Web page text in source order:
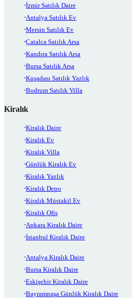
İzmir Satılık Daire
Antalya Satılık Ev
Mersin Satılık Ev
Çatalca Satılık Arsa
Kandıra Satılık Arsa
Bursa Satılık Arsa
Kuşadası Satılık Yazlık
Bodrum Satılık Villa
Kiralık
Kiralık Daire
Kiralık Ev
Kiralık Villa
Günlük Kiralık Ev
Kiralık Yazlık
Kiralık Depo
Kiralık Müstakil Ev
Kiralık Ofis
Ankara Kiralık Daire
İstanbul Kiralık Daire
Antalya Kiralık Daire
Bursa Kiralık Daire
Eskişehir Kiralık Daire
Bayrampaşa Günlük Kiralık Daire